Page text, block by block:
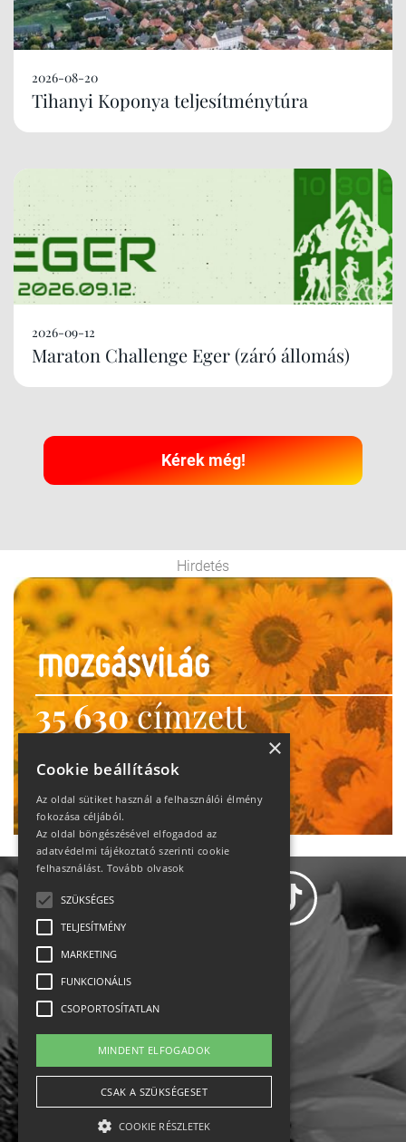
2026-08-20
Tihanyi Koponya teljesítménytúra
2026-09-12
Maraton Challenge Eger (záró állomás)
Kérek még!
Hirdetés
35 630címzett
heti motiváció
Ne maradj le!
Állásajánlatok
Impresszum-kapcsolat
Jogi nyilatkozat
×
Cookie beállítások
Az oldal sütiket használ a felhasználói élmény
fokozása céljából.
Az oldal böngészésével elfogadod az
adatvédelmi tájékoztató szerinti cookie
felhasználást. Tovább olvasok
SZÜKSÉGES
TELJESÍTMÉNY
MARKETING
FUNKCIONÁLIS
CSOPORTOSÍTATLAN
MINDENT ELFOGADOK
CSAK A SZÜKSÉGESET
COOKIE RÉSZLETEK